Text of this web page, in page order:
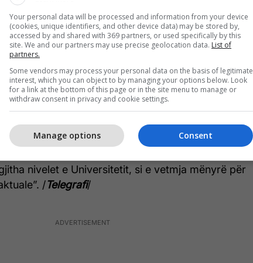
thuhet tutje.
shqetësim emrat e kandidatëve si Ilir Tolaj, But
Sefer Avdijaj, Ermir Rogova e Qerim Qerimi dhe si
filluar një proces holistik të verifikimit për
lidhje me integritetin personal dhe akademik të
do të publikojë profilin e secilit kandidat për
do të fillojë mobilizimin me organizatat e
të kërkuar në mënyrë të vendosur shpalljen e
nivelet e Universitetit, si e vetmja mënyrë për
/Telegrafi/
Your personal data will be processed and information from your device
(cookies, unique identifiers, and other device data) may be stored by,
accessed by and shared with 369 partners, or used specifically by this
site. We and our partners may use precise geolocation data. List of
partners.
Some vendors may process your personal data on the basis of legitimate
interest, which you can object to by managing your options below. Look
for a link at the bottom of this page or in the site menu to manage or
withdraw consent in privacy and cookie settings.
Consent
Manage options